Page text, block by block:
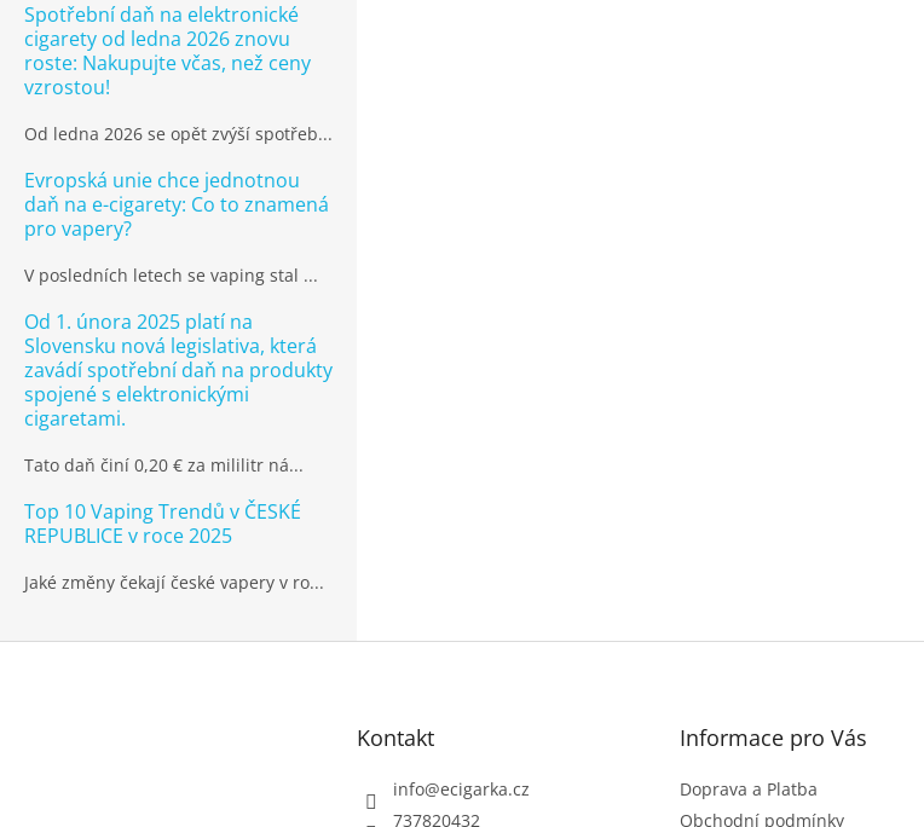
Spotřební daň na elektronické
cigarety od ledna 2026 znovu
roste: Nakupujte včas, než ceny
vzrostou!
Od ledna 2026 se opět zvýší spotřeb...
Evropská unie chce jednotnou
daň na e-cigarety: Co to znamená
pro vapery?
V posledních letech se vaping stal ...
Od 1. února 2025 platí na
Slovensku nová legislativa, která
zavádí spotřební daň na produkty
spojené s elektronickými
cigaretami.
Tato daň činí 0,20 € za mililitr ná...
Top 10 Vaping Trendů v ČESKÉ
REPUBLICE v roce 2025
Jaké změny čekají české vapery v ro...
Kontakt
info@ecigarka.cz
737820432
Informace pro Vás
Doprava a Platba
Obchodní podmínky